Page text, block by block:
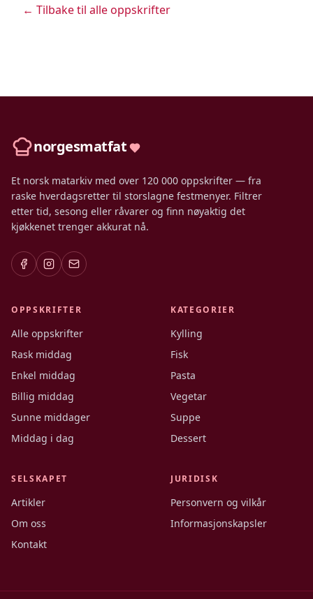
← Tilbake til alle oppskrifter
norgesmatfat
Et norsk matarkiv med over 120 000 oppskrifter — fra
raske hverdagsretter til storslagne festmenyer. Filtrer
etter tid, sesong eller råvarer og finn nøyaktig det
kjøkkenet trenger akkurat nå.
OPPSKRIFTER
Alle oppskrifter
Rask middag
Enkel middag
Billig middag
Sunne middager
Middag i dag
KATEGORIER
Kylling
Fisk
Pasta
Vegetar
Suppe
Dessert
SELSKAPET
Artikler
Om oss
Kontakt
JURIDISK
Personvern og vilkår
Informasjonskapsler